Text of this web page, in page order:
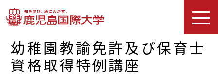
幼稚園教諭免許及び保育士
資格取得特例講座